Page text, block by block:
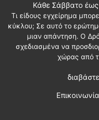
Κάθε Σάββατο έως
Τι είδους εγχείρημα
κύκλου; Σε αυτό το
μιαν απάντηση. Ο
σχεδιασμένα να
χώρας από